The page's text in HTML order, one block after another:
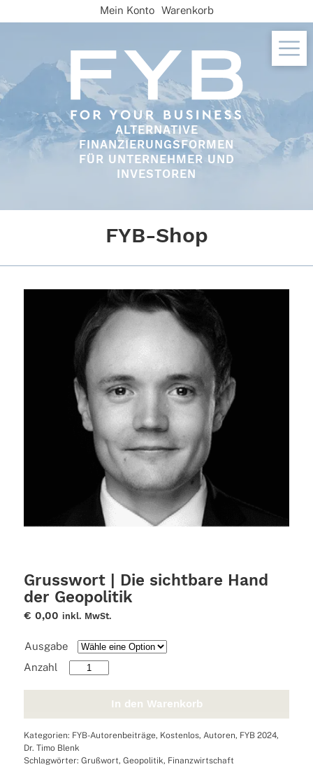
to
ALTERNATIVE
FINANZIERUNGSFORMEN
FÜR UNTERNEHMER UND
INVESTOREN
Mein Konto Warenkorb
FYB-Shop
Grusswort | Die sichtbare Hand
der Geopolitik
€ 0,00 inkl. MwSt.
Ausgabe
Grusswort
sichtbare
der
Geopolitik
In den Warenkorb
Kategorien: FYB-Autorenbeiträge, Kostenlos,Autoren, FYB 2024,
Dr. Timo Blenk
Schlagwörter:Grußwort,Geopolitik, Finanzwirtschaft